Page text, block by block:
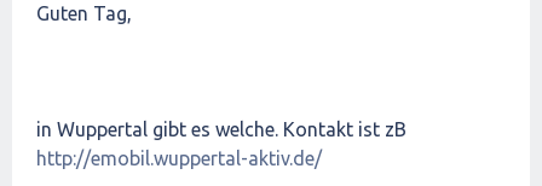
Guten Tag,
in Wuppertal gibt es welche. Kontakt ist zB
http://emobil.wuppertal-aktiv.de/